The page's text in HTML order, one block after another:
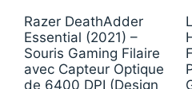
Razer DeathAdder
Essential (2021) –
Souris Gaming Filaire
avec Capteur Optique
de 6400 DPI (Design